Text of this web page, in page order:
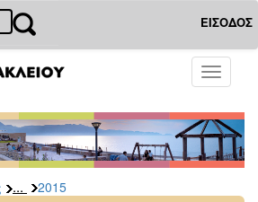
ΕΙΣΟΔΟΣ
Toggle
... 2015